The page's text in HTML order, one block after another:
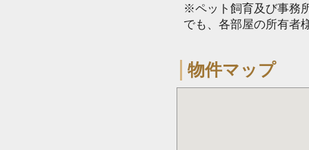
※ペット飼育及び事務
でも、各部屋の所有者
物件マップ